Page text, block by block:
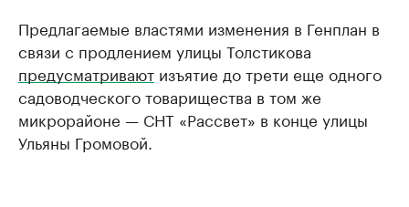
Предлагаемые властями изменения в Генплан в
связи с продлением улицы Толстикова
предусматривают изъятие до трети еще одного
садоводческого товарищества в том же
микрорайоне — СНТ «Рассвет» в конце улицы
Ульяны Громовой.